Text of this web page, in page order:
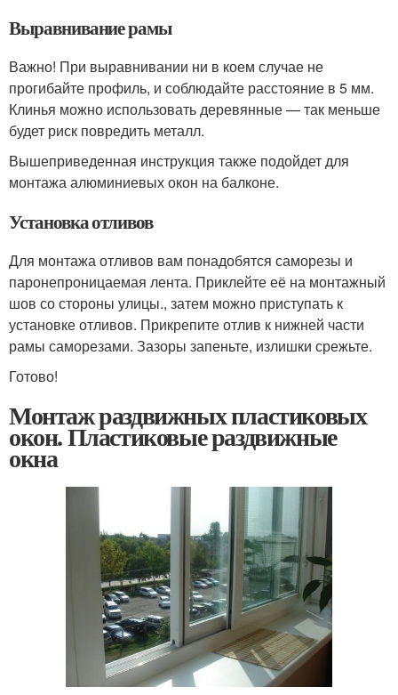
Выравнивание рамы
Важно! При выравнивании ни в коем случае не
прогибайте профиль, и соблюдайте расстояние в 5 мм.
Клинья можно использовать деревянные — так меньше
будет риск повредить металл.
Вышеприведенная инструкция также подойдет для
монтажа алюминиевых окон на балконе.
Установка отливов
Для монтажа отливов вам понадобятся саморезы и
паронепроницаемая лента. Приклейте её на монтажный
шов со стороны улицы., затем можно приступать к
установке отливов. Прикрепите отлив к нижней части
рамы саморезами. Зазоры запеньте, излишки срежьте.
Готово!
Монтаж раздвижных пластиковых
окон. Пластиковые раздвижные
окна